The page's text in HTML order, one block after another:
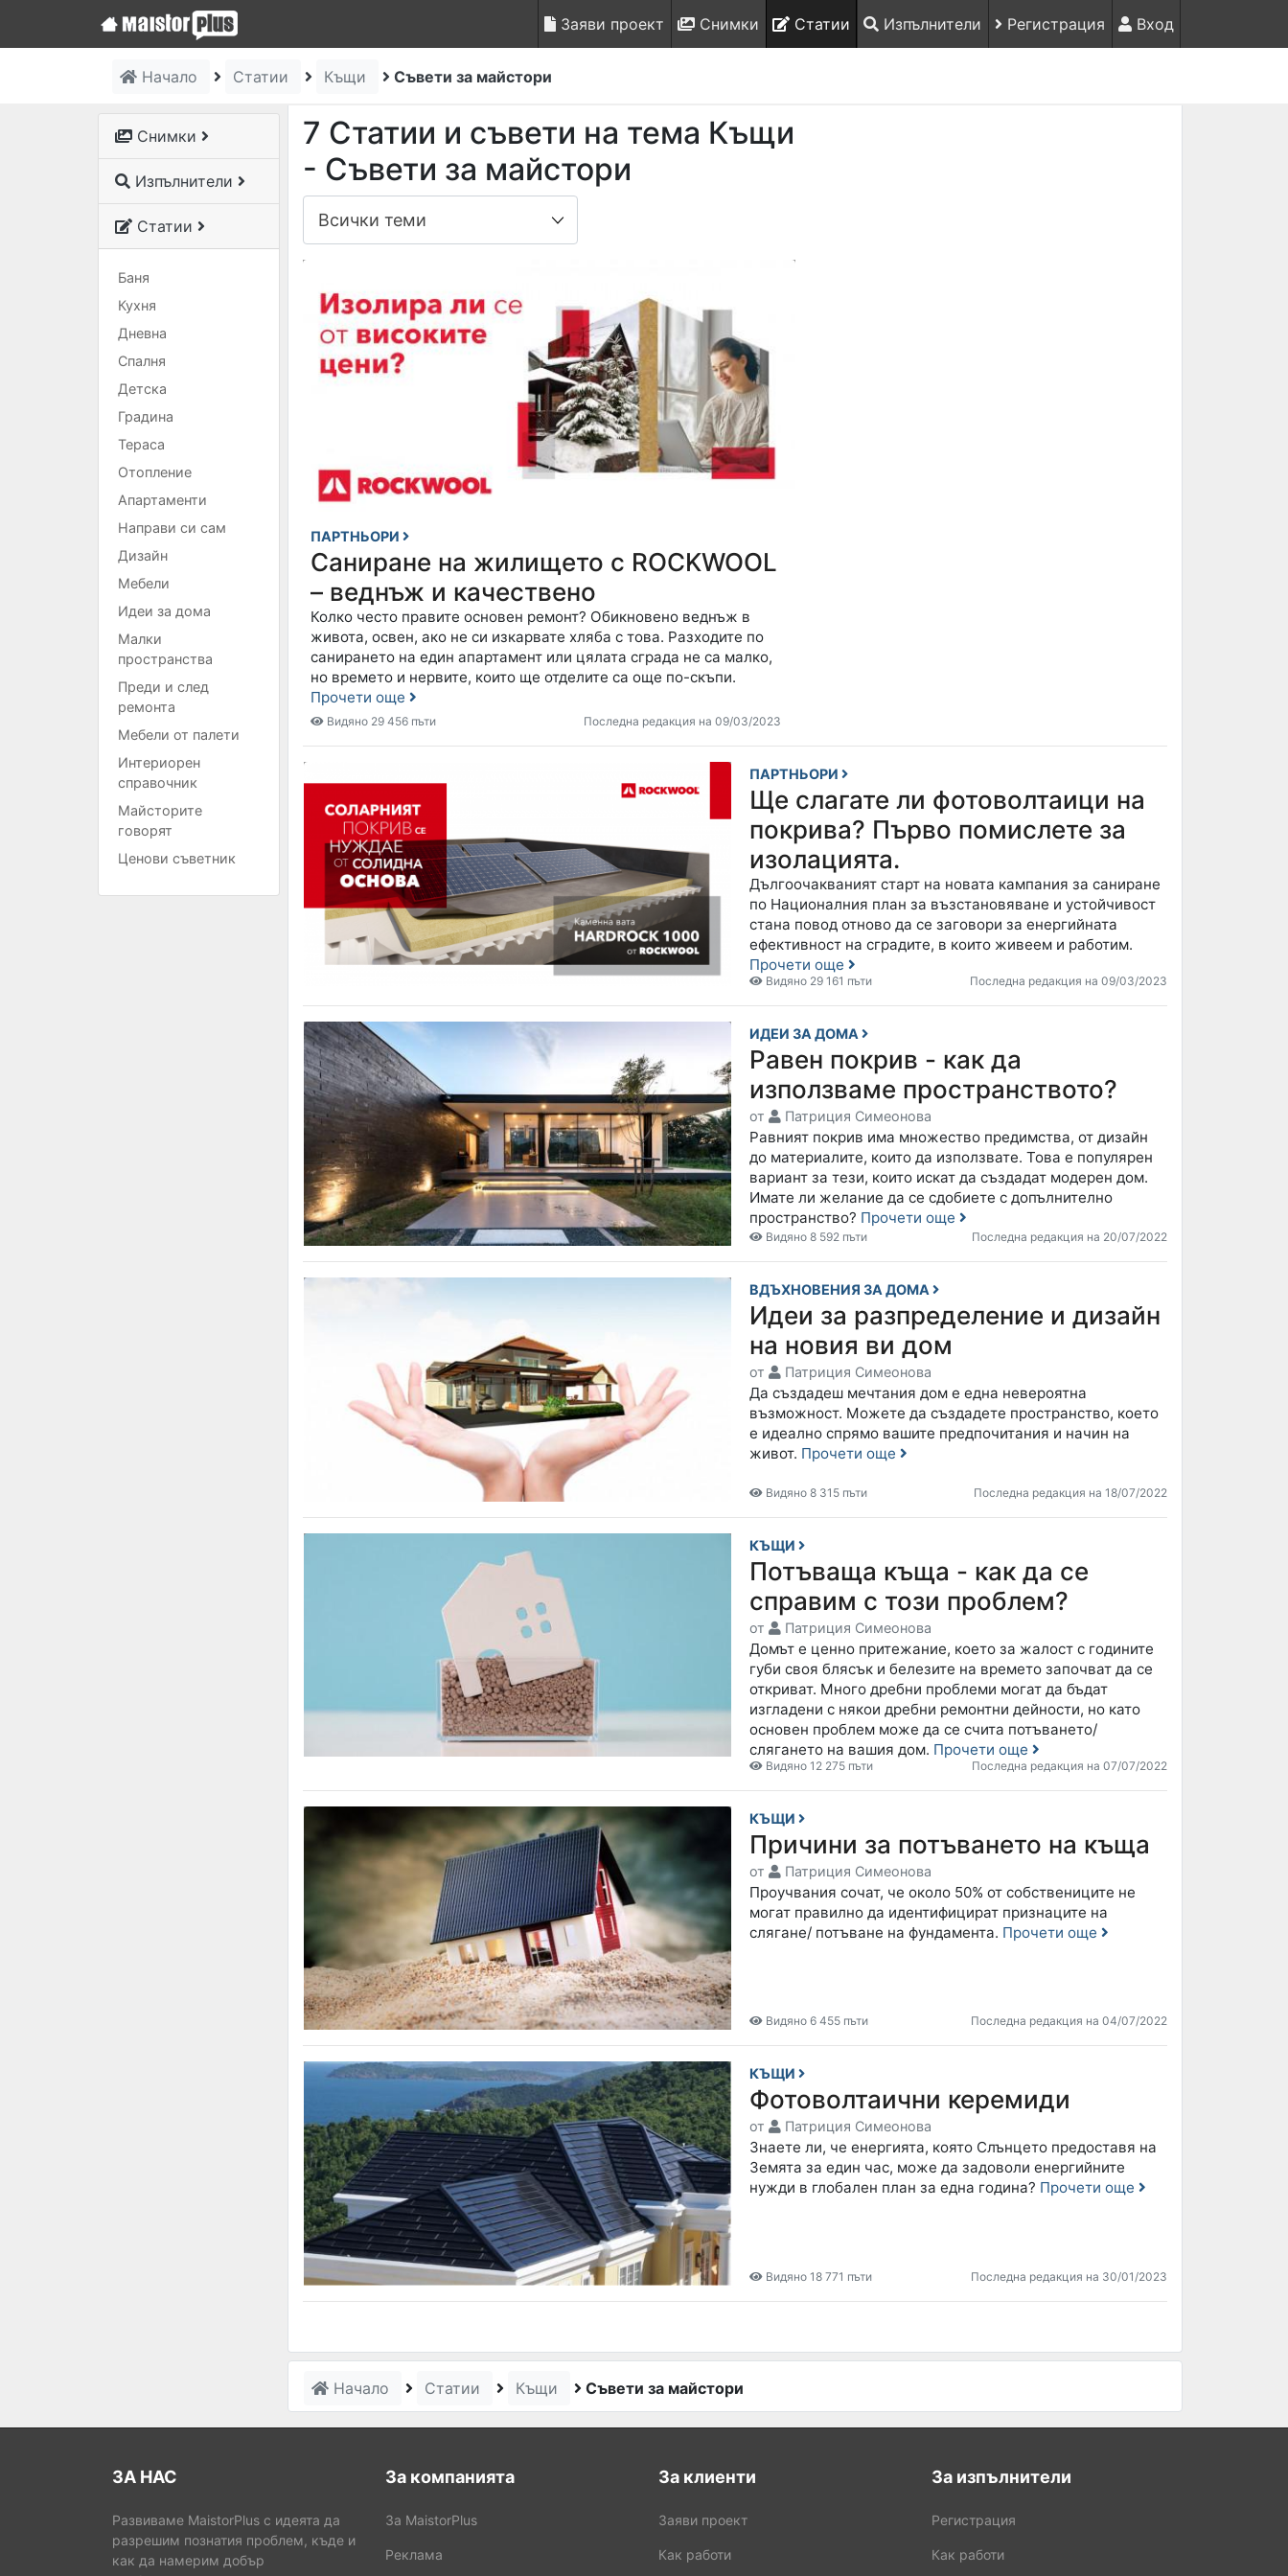
Заяви проект Снимки Статии Изпълнители Регистрация Вход
Начало Статии Къщи Съвети за майстори
Снимки
Изпълнители
Статии
Баня
Кухня
Дневна
Спалня
Детска
Градина
Тераса
Отопление
Апартаменти
Направи си сам
Дизайн
Мебели
Идеи за дома
Малки
пространства
Преди и след
ремонта
Мебели от палети
Интериорен
справочник
Майсторите
говорят
Ценови съветник
7 Статии и съвети на тема Къщи
- Съвети за майстори
ПАРТНЬОРИ
Саниране на жилището с ROCKWOOL
– веднъж и качествено
Колко често правите основен ремонт? Обикновено веднъж в
живота, oсвен, ако не си изкарвате хляба с това. Разходите по
санирането на един апартамент или цялата сграда не са малко,
но времето и нервите, които ще отделите са още по-скъпи.
Прочети още
Видяно 29 456 пъти Последна редакция на 09/03/2023
ПАРТНЬОРИ
Ще слагате ли фотоволтаици на
покрива? Първо помислете за
изолацията.
Дългоочакваният старт на новата кампания за саниране
по Националния план за възстановяване и устойчивост
стана повод отново да се заговори за енергийната
ефективност на сградите, в които живеем и работим.
Прочети още
Видяно 29 161 пъти Последна редакция на 09/03/2023
ИДЕИ ЗА ДОМА
Равен покрив - как да
използваме пространството?
от Патриция Симеонова
Равният покрив има множество предимства, от дизайн
до материалите, които да използвате. Това е популярен
вариант за тези, които искат да създадат модерен дом.
Имате ли желание да се сдобиете с допълнително
пространство? Прочети още
Видяно 8 592 пъти Последна редакция на 20/07/2022
ВДЪХНОВЕНИЯ ЗА ДОМА
Идеи за разпределeние и дизайн
на новия ви дом
от Патриция Симеонова
Да създадеш мечтания дом е една невероятна
възможност. Можете да създадете пространство, което
е идеално спрямо вашите предпочитания и начин на
живот. Прочети още
Видяно 8 315 пъти Последна редакция на 18/07/2022
КЪЩИ
Потъваща къща - как да се
справим с този проблем?
от Патриция Симеонова
Домът е ценно притежание, което за жалост с годините
губи своя блясък и белезите на времето започват да се
откриват. Много дребни проблеми могат да бъдат
изгладени с някои дребни ремонтни дейности, но като
основен проблем може да се счита потъването/
слягането на вашия дом. Прочети още
Видяно 12 275 пъти Последна редакция на 07/07/2022
КЪЩИ
Причини за потъването на къща
от Патриция Симеонова
Проучвания сочат, че около 50% от собствениците не
могат правилно да идентифицират признаците на
слягане/ потъване на фундамента. Прочети още
Видяно 6 455 пъти Последна редакция на 04/07/2022
КЪЩИ
Фотоволтаични керемиди
от Патриция Симеонова
Знаете ли, че енергията, която Слънцето предоставя на
Земята за един час, може да задоволи енергийните
нужди в глобален план за една година? Прочети още
Видяно 18 771 пъти Последна редакция на 30/01/2023
Начало Статии Къщи Съвети за майстори
ЗА НАС
Развиваме MaistorPlus с идеята да
разрешим познатия проблем, къде и
как да намерим добър
За компанията
За MaistorPlus
Реклама
За клиенти
Заяви проект
Как работи
За изпълнители
Регистрация
Как работи